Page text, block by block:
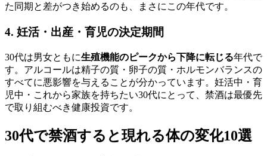
た同期と差がつき始めるのも、まさにこの年代です。
4. 妊活・出産・育児の決定期間
30代は男女ともに生殖機能のピークから下降に転じる年代で
す。アルコールは精子の質・卵子の質・ホルモンバランスの
すべてに悪影響を与えることが分かっています。妊活中・育
児中・これから家族を持ちたい30代にとって、禁酒は最優先
で取り組むべき健康投資です。
30代で禁酒すると現れる体の変化10選